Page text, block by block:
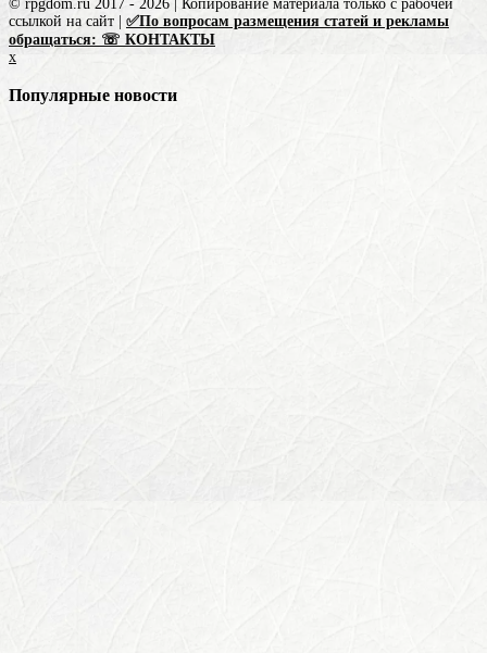
© rpgdom.ru 2017 - 2026 | Копирование материала только с рабочей
ссылкой на сайт | ✅По вопросам размещения статей и рекламы
обращаться: ☏ КОНТАКТЫ
x
Популярные новости